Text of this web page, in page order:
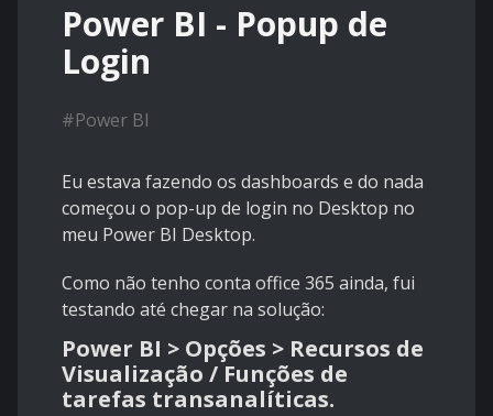
Power BI - Popup de
Login
#Power BI
Eu estava fazendo os dashboards e do nada
começou o pop-up de login no Desktop no
meu Power BI Desktop.
Como não tenho conta office 365 ainda, fui
testando até chegar na solução:
Power BI > Opções > Recursos de
Visualização / Funções de
tarefas transanalíticas.